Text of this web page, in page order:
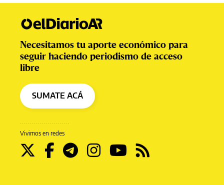
Vivimos en redes
Necesitamos tu aporte económico para
seguir haciendo periodismo de acceso
libre
SUMATE ACÁ